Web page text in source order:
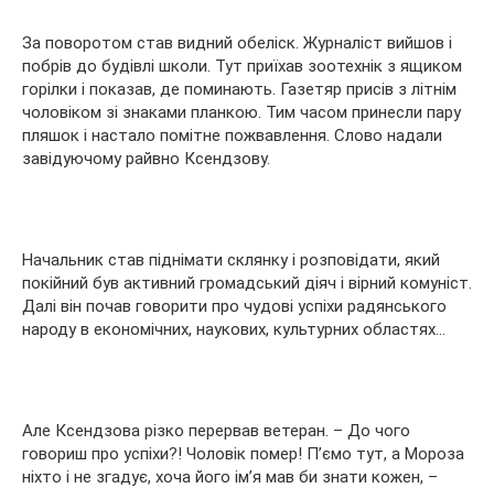
За поворотом став видний обеліск. Журналіст вийшов і
побрів до будівлі школи. Тут приїхав зоотехнік з ящиком
горілки і показав, де поминають. Газетяр присів з літнім
чоловіком зі знаками планкою. Тим часом принесли пару
пляшок і настало помітне пожвавлення. Слово надали
завідуючому райвно Ксендзову.
Начальник став піднімати склянку і розповідати, який
покійний був активний громадський діяч і вірний комуніст.
Далі він почав говорити про чудові успіхи радянського
народу в економічних, наукових, культурних областях…
Але Ксендзова різко перервав ветеран. – До чого
говориш про успіхи?! Чоловік помер! П’ємо тут, а Мороза
ніхто і не згадує, хоча його ім’я мав би знати кожен, –